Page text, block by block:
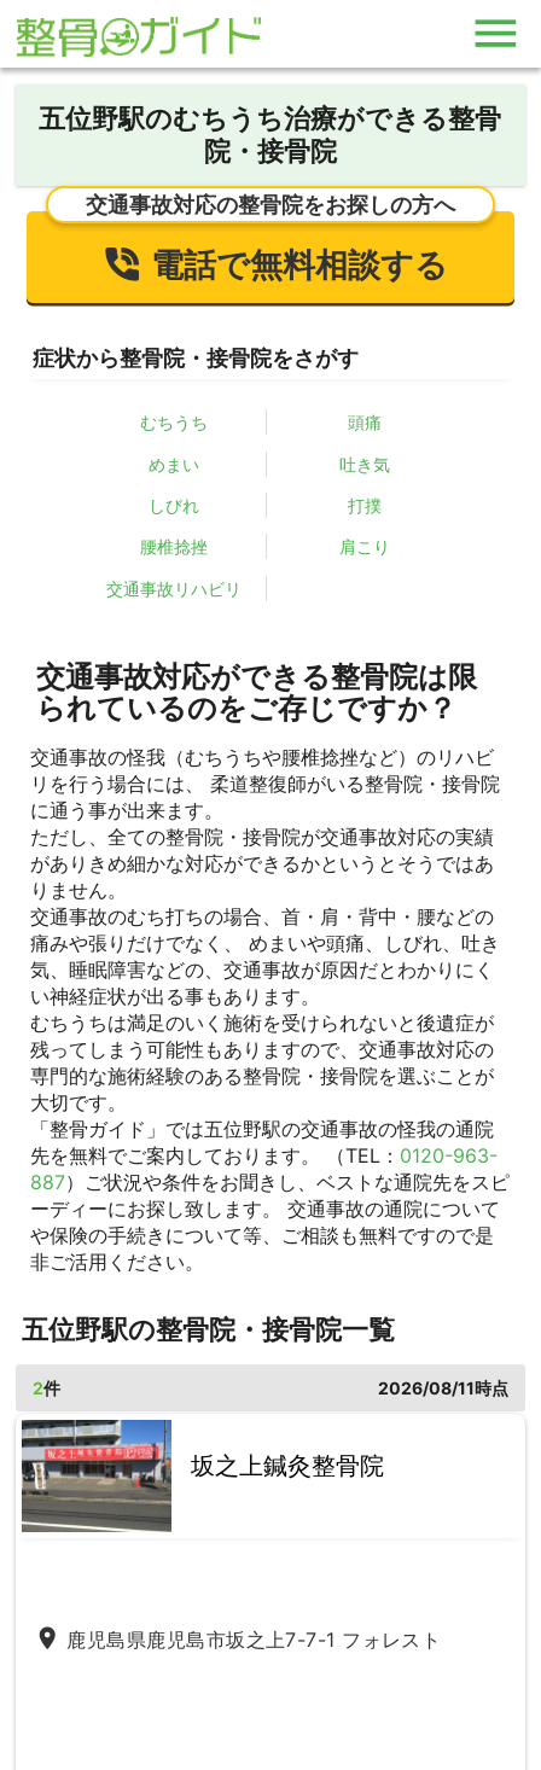
五位野駅のむちうち治療ができる整骨
院・接骨院
交通事故対応の整骨院をお探しの方へ
電話で無料相談する
症状から整骨院・接骨院をさがす
むちうち 頭痛
めまい 吐き気
しびれ 打撲
腰椎捻挫 肩こり
交通事故リハビリ
交通事故対応ができる整骨院は限
られているのをご存じですか？
交通事故の怪我（むちうちや腰椎捻挫など）のリハビ
リを行う場合には、 柔道整復師がいる整骨院・接骨院
に通う事が出来ます。
ただし、全ての整骨院・接骨院が交通事故対応の実績
がありきめ細かな対応ができるかというとそうではあ
りません。
交通事故のむち打ちの場合、首・肩・背中・腰などの
痛みや張りだけでなく、 めまいや頭痛、しびれ、吐き
気、睡眠障害などの、交通事故が原因だとわかりにく
い神経症状が出る事もあります。
むちうちは満足のいく施術を受けられないと後遺症が
残ってしまう可能性もありますので、交通事故対応の
専門的な施術経験のある整骨院・接骨院を選ぶことが
大切です。
「整骨ガイド」では五位野駅の交通事故の怪我の通院
先を無料でご案内しております。 （TEL： 0120-963-
887）ご状況や条件をお聞きし、ベストな通院先をスピ
ーディーにお探し致します。 交通事故の通院について
や保険の手続きについて等、ご相談も無料ですので是
非ご活用ください。
五位野駅の整骨院・接骨院一覧
2件 2026/08/11時点
坂之上鍼灸整骨院
place 鹿児島県鹿児島市坂之上7-7-1 フォレスト